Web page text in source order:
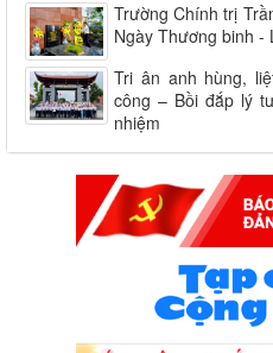
Trường Chính trị
Ngày Thương binh -
Tri ân anh hùng,
công – Bồi đắp lý
nhiệm